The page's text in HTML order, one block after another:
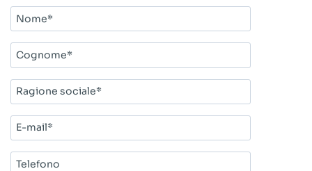
Nome*
Cognome*
Ragione
sociale*
E-
mail*
Telefono